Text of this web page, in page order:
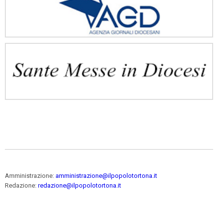
Amministrazione: amministrazione@ilpopolotortona.it
Redazione: redazione@ilpopolotortona.it